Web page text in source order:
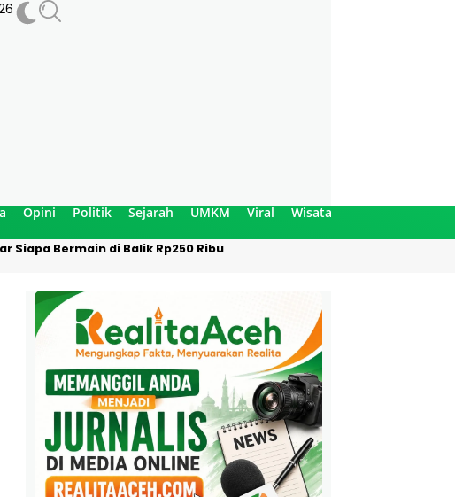
Opini Politik Sejarah UMKM Viral Wisata
Siapa Bermain di Balik Rp250 Ribu